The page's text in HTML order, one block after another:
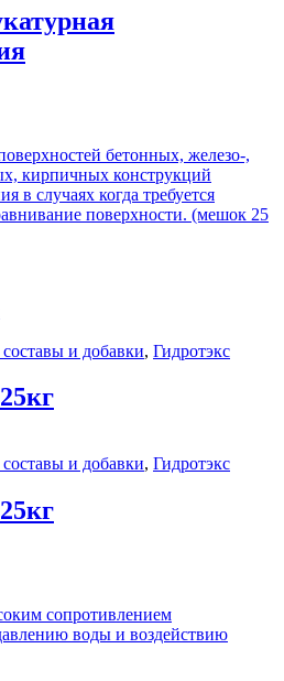
бетонных, железо-,
кирпичных конструкций
в случаях когда требуется
поверхности. (мешок 25
и добавки, Гидротэкс
и добавки, Гидротэкс
сопротивлением
воды и воздействию